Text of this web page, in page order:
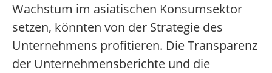
Wachstum im asiatischen Konsumsektor
setzen, könnten von der Strategie des
Unternehmens profitieren. Die Transparenz
der Unternehmensberichte und die